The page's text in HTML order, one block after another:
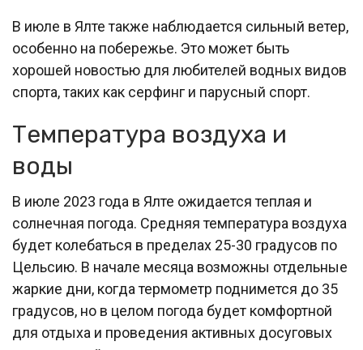
В июле в Ялте также наблюдается сильный ветер,
особенно на побережье. Это может быть
хорошей новостью для любителей водных видов
спорта, таких как серфинг и парусный спорт.
Температура воздуха и
воды
В июле 2023 года в Ялте ожидается теплая и
солнечная погода. Средняя температура воздуха
будет колебаться в пределах 25-30 градусов по
Цельсию. В начале месяца возможны отдельные
жаркие дни, когда термометр поднимется до 35
градусов, но в целом погода будет комфортной
для отдыха и проведения активных досуговых